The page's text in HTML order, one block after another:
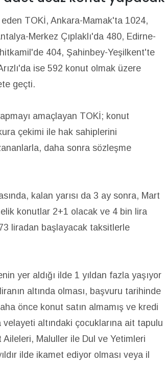
TOKİ, Ankara-Mamak'ta 1024,
Merkez Çıplaklı'da 480, Edirne-
404, Şahinbey-Yeşilkent'te
ise 592 konut olmak üzere
geçti.
amaçlayan TOKİ; konut
çekimi ile hak sahiplerini
daha sonra sözleşme
kalan yarısı da 3 ay sonra, Mart
konutlar 2+1 olacak ve 4 bin lira
liradan başlayacak taksitlerle
yer aldığı ilde 1 yıldan fazla yaşıyor
altında olması, başvuru tarihinde
önce konut satın almamış ve kredi
altındaki çocuklarına ait tapulu
Aileleri, Maluller ile Dul ve Yetimleri
ilde ikamet ediyor olması veya il